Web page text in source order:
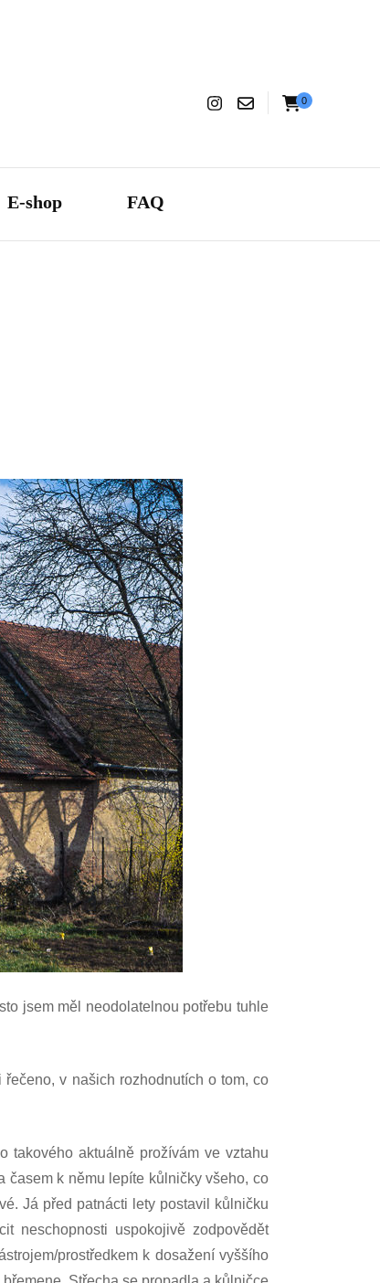
0
E-shop FAQ
jsem měl neodolatelnou potřebu tuhle
v našich rozhodnutích o tom, co
takového aktuálně prožívám ve vztahu
časem k němu lepíte kůlničky všeho, co
Já před patnácti lety postavil kůlničku
neschopnosti uspokojivě zodpovědět
prostředkem k dosažení vyššího